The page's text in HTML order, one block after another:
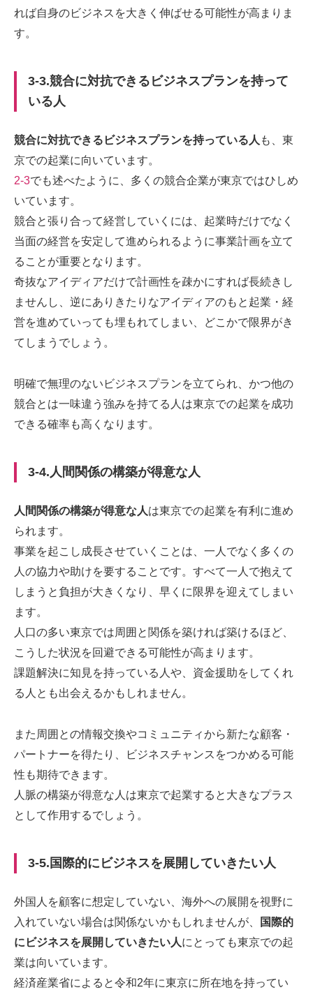
れば自身のビジネスを大きく伸ばせる可能性が高まりま
す。
3-3.競合に対抗できるビジネスプランを持って
いる人
競合に対抗できるビジネスプランを持っている人 も、東
京での起業に向いています。
2-3でも述べたように、 多くの競合企業が東京ではひしめ
いています。
競合と張り合って経営していくには、起業時だけでなく
当面の経営を安定して進められるように事業計画を立て
ることが重要となります。
奇抜なアイディアだけで計画性を疎かにすれば長続きし
ませんし、逆にありきたりなアイディアのもと起業・経
営を進めていっても埋もれてしまい、どこかで限界がき
てしまうでしょう。
明確で無理のないビジネスプランを立てられ、かつ他の
競合とは一味違う強みを持てる人は東京での起業を成功
できる確率も高くなります。
3-4.人間関係の構築が得意な人
人間関係の構築が得意な人は東京での起業を有利に進め
られます。
事業を起こし成長させていくことは、一人でなく多くの
人の協力や助けを要することです。すべて一人で抱えて
しまうと負担が大きくなり、早くに限界を迎えてしまい
ます。
人口の多い東京では周囲と関係を築ければ築けるほど、
こうした状況を回避できる可能性が高まります。
課題解決に知見を持っている人や、資金援助をしてくれ
る人とも出会えるかもしれません。
また周囲との情報交換やコミュニティから新たな顧客・
パートナーを得たり、ビジネスチャンスをつかめる可能
性も期待できます。
人脈の構築が得意な人は東京で起業すると大きなプラス
として作用するでしょう。
3-5.国際的にビジネスを展開していきたい人
外国人を顧客に想定していない、海外への展開を視野に
入れていない場合は関係ないかもしれませんが、
国際的
にビジネスを展開していきたい人にとっても東京での起
業は向いています。
経済産業省によると令和2年に東京に所在地を持ってい